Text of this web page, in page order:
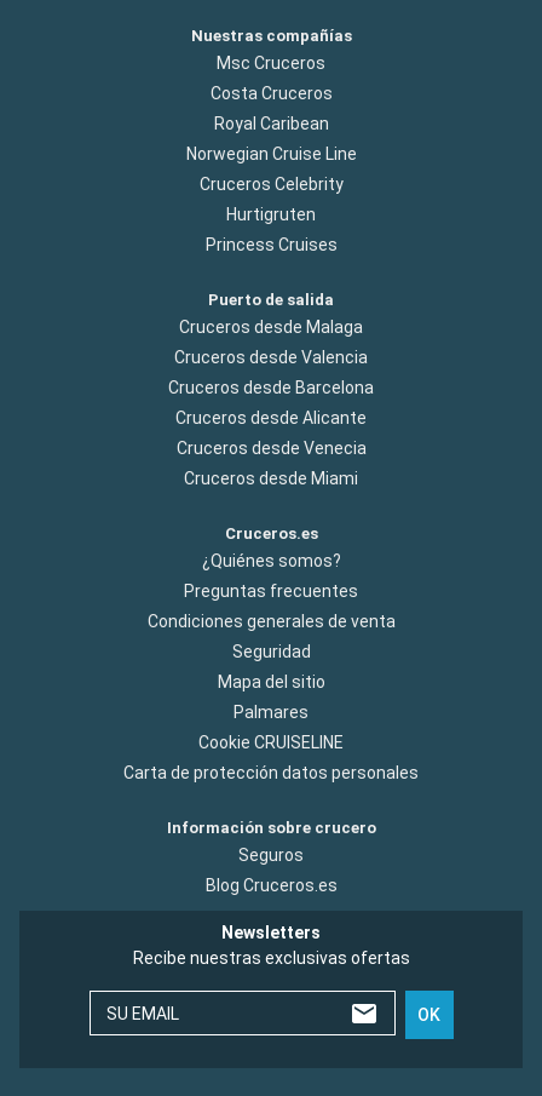
Nuestras compañías
Msc Cruceros
Costa Cruceros
Royal Caribean
Norwegian Cruise Line
Cruceros Celebrity
Hurtigruten
Princess Cruises
Puerto de salida
Cruceros desde Malaga
Cruceros desde Valencia
Cruceros desde Barcelona
Cruceros desde Alicante
Cruceros desde Venecia
Cruceros desde Miami
Cruceros.es
¿Quiénes somos?
Preguntas frecuentes
Condiciones generales de venta
Seguridad
Mapa del sitio
Palmares
Cookie CRUISELINE
Carta de protección datos personales
Información sobre crucero
Seguros
Blog Cruceros.es
Newsletters
Recibe nuestras exclusivas ofertas
SU EMAIL OK